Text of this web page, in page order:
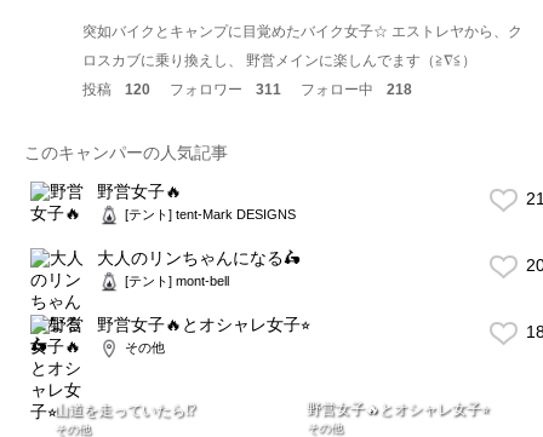
突如バイクとキャンプに目覚めたバイク女子☆ エストレヤから、ク
ロスカブに乗り換えし、 野営メインに楽しんでます（≧∇≦）
投稿
120 フォロワー 311 フォロー中 218
このキャンパーの人気記事
野営女子🔥
[テント] tent-Mark DESIGNS
大人のリンちゃんになる🛵
[テント] mont-bell
野営女子🔥とオシャレ女子⭐︎
その他
山道を走っていたら⁉️
その他
野営女子🔥とオシャレ女子⭐︎
その他